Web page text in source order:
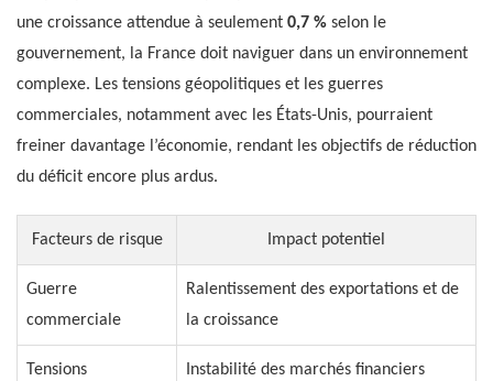
une croissance attendue à seulement 0,7 % selon le
gouvernement, la France doit naviguer dans un environnement
complexe. Les tensions géopolitiques et les guerres
commerciales, notamment avec les États-Unis, pourraient
freiner davantage l’économie, rendant les objectifs de réduction
du déficit encore plus ardus.
Facteurs de risque Impact potentiel
Guerre
commerciale
Ralentissement des exportations et de
la croissance
Tensions Instabilité des marchés financiers